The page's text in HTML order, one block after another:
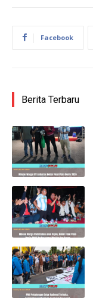
Facebook
Berita Terbaru